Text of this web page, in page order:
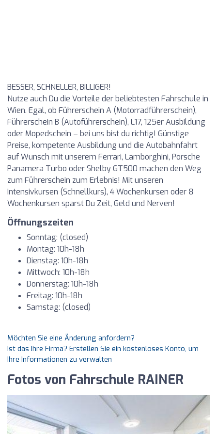
BESSER, SCHNELLER, BILLIGER!
Nutze auch Du die Vorteile der beliebtesten Fahrschule in
Wien. Egal, ob Führerschein A (Motorradführerschein),
Führerschein B (Autoführerschein), L17, 125er Ausbildung
oder Mopedschein – bei uns bist du richtig! Günstige
Preise, kompetente Ausbildung und die Autobahnfahrt
auf Wunsch mit unserem Ferrari, Lamborghini, Porsche
Panamera Turbo oder Shelby GT500 machen den Weg
zum Führerschein zum Erlebnis! Mit unseren
Intensivkursen (Schnellkurs), 4 Wochenkursen oder 8
Wochenkursen sparst Du Zeit, Geld und Nerven!
Öffnungszeiten
Sonntag: (closed)
Montag: 10h-18h
Dienstag: 10h-18h
Mittwoch: 10h-18h
Donnerstag: 10h-18h
Freitag: 10h-18h
Samstag: (closed)
Möchten Sie eine Änderung anfordern?
Ist das Ihre Firma? Erstellen Sie ein kostenloses Konto, um
Ihre Informationen zu verwalten
Fotos von Fahrschule RAINER